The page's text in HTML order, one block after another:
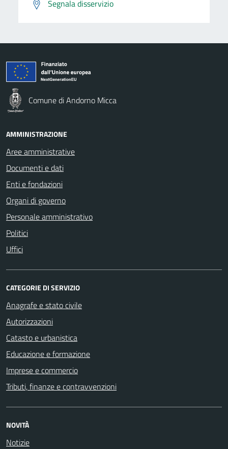
Segnala disservizio
Comune di Andorno Micca
AMMINISTRAZIONE
Aree amministrative
Documenti e dati
Enti e fondazioni
Organi di governo
Personale amministrativo
Politici
Uffici
CATEGORIE DI SERVIZIO
Anagrafe e stato civile
Autorizzazioni
Catasto e urbanistica
Educazione e formazione
Imprese e commercio
Tributi, finanze e contravvenzioni
NOVITÀ
Notizie